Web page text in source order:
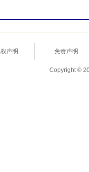
声明 免责声明
Copyright ©